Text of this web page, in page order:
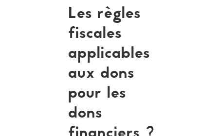
Les règles
fiscales
applicables
aux dons
pour les
dons